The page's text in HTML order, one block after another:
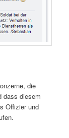
die
dass diesem
Offizier und